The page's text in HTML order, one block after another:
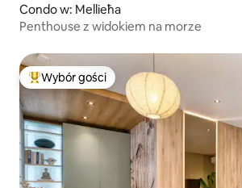
Condo w: Mellieħa
Penthouse z widokiem na morze
Najpopularniejsze z kategorii Wybór gości
Wybór gości